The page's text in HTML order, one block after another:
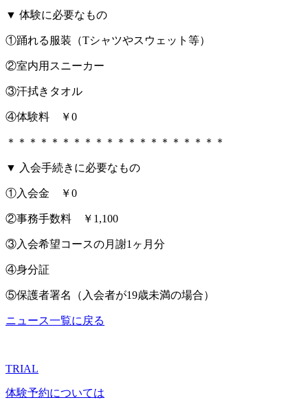
▼ 体験に必要なもの
①踊れる服装（Tシャツやスウェット等）
②室内用スニーカー
③汗拭きタオル
④体験料 ￥0
＊＊＊＊＊＊＊＊＊＊＊＊＊＊＊＊＊＊＊＊
▼ 入会手続きに必要なもの
①入会金 ￥0
②事務手数料 ￥1,100
③入会希望コースの月謝1ヶ月分
④身分証
⑤保護者署名（入会者が19歳未満の場合）
ニュース一覧に戻る
TRIAL
体験予約については